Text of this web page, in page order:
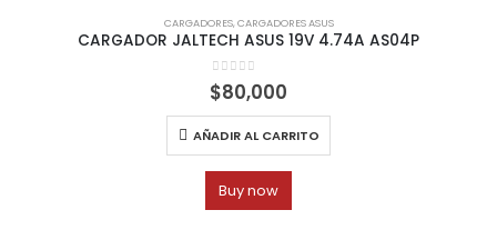
CARGADORES,CARGADORES ASUS
CARGADOR JALTECH ASUS 19V 4.74A AS04P
0 out of 5
$80,000
AÑADIR AL CARRITO
Buy now